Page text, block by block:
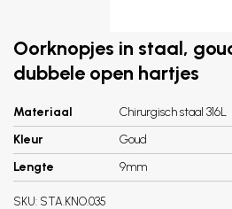
Oorknopjes in staal,
dubbele open hartjes
Materiaal
Chirurgisch staal 316L
Kleur
Goud
Lengte
9mm
SKU: STA.KNO.035